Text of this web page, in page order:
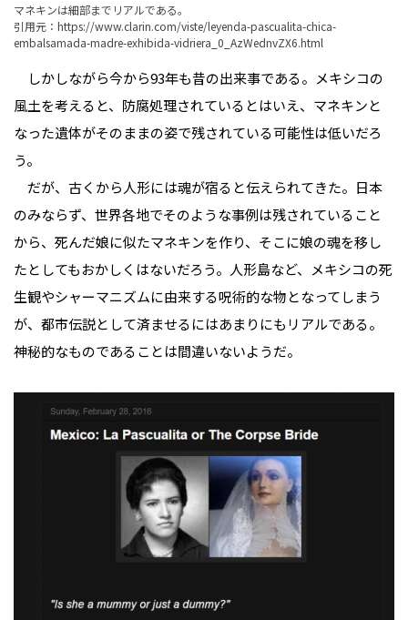
マネキンは細部までリアルである。
引用元： https://www.clarin.com/viste/leyenda-pascualita-chica-
embalsamada-madre-exhibida-vidriera_0_AzWednvZX6.html
しかしながら今から93年も昔の出来事である。メキシコの
風土を考えると、防腐処理されているとはいえ、マネキンと
なった遺体がそのままの姿で残されている可能性は低いだろ
う。
だが、古くから人形には魂が宿ると伝えられてきた。日本
のみならず、世界各地でそのような事例は残されていること
から、死んだ娘に似たマネキンを作り、そこに娘の魂を移し
たとしてもおかしくはないだろう。人形島など、メキシコの死
生観やシャーマニズムに由来する呪術的な物となってしまう
が、都市伝説として済ませるにはあまりにもリアルである。
神秘的なものであることは間違いないようだ。